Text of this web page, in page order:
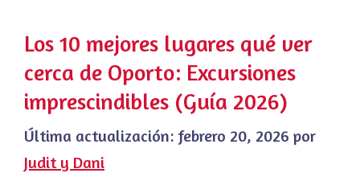
Los 10 mejores lugares qué ver
cerca de Oporto: Excursiones
imprescindibles (Guía 2026)
Última actualización: febrero 20, 2026 por
Judit y Dani